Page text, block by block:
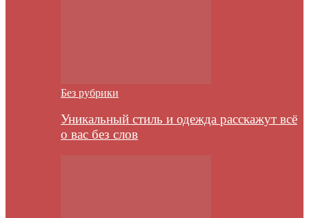
Без рубрики
Уникальный стиль и одежда расскажут всё
о вас без слов